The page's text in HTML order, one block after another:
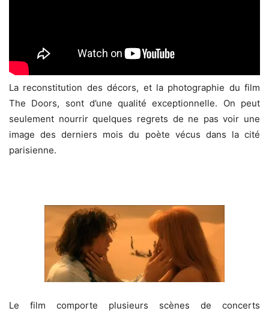
La reconstitution des décors, et la photographie du film
The Doors, sont d’une qualité exceptionnelle. On peut
seulement nourrir quelques regrets de ne pas voir une
image des derniers mois du poète vécus dans la cité
parisienne.
Le film comporte plusieurs scènes de concerts